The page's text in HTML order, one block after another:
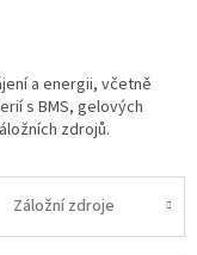
a energii, včetně
s BMS, gelových
zdrojů.
Záložní zdroje